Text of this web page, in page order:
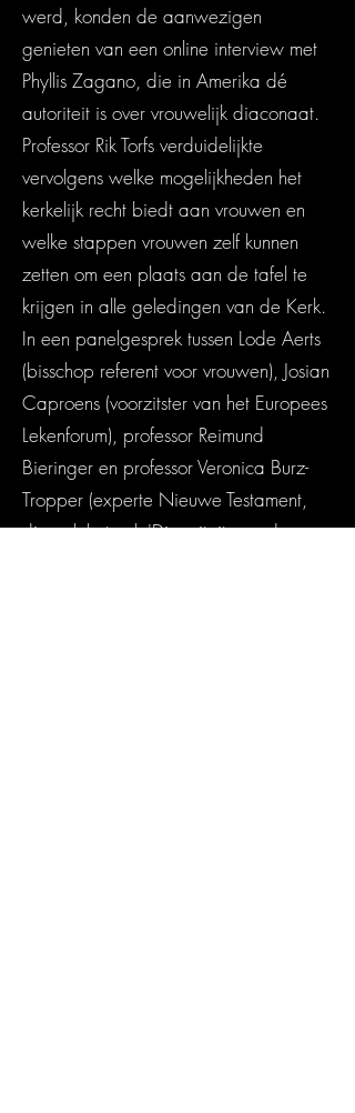
werd, konden de aanwezigen
genieten van een online interview met
Phyllis Zagano, die in Amerika dé
autoriteit is over vrouwelijk diaconaat.
Professor Rik Torfs verduidelijkte
vervolgens welke mogelijkheden het
kerkelijk recht biedt aan vrouwen en
welke stappen vrouwen zelf kunnen
zetten om een plaats aan de tafel te
krijgen in alle geledingen van de Kerk.
In een panelgesprek tussen Lode Aerts
(bisschop referent voor vrouwen), Josian
Caproens (voorzitster van het Europees
Lekenforum), professor Reimund
Bieringer en professor Veronica Burz-
Tropper (experte Nieuwe Testament,
die ook het vak 'Diversiteit, gender en